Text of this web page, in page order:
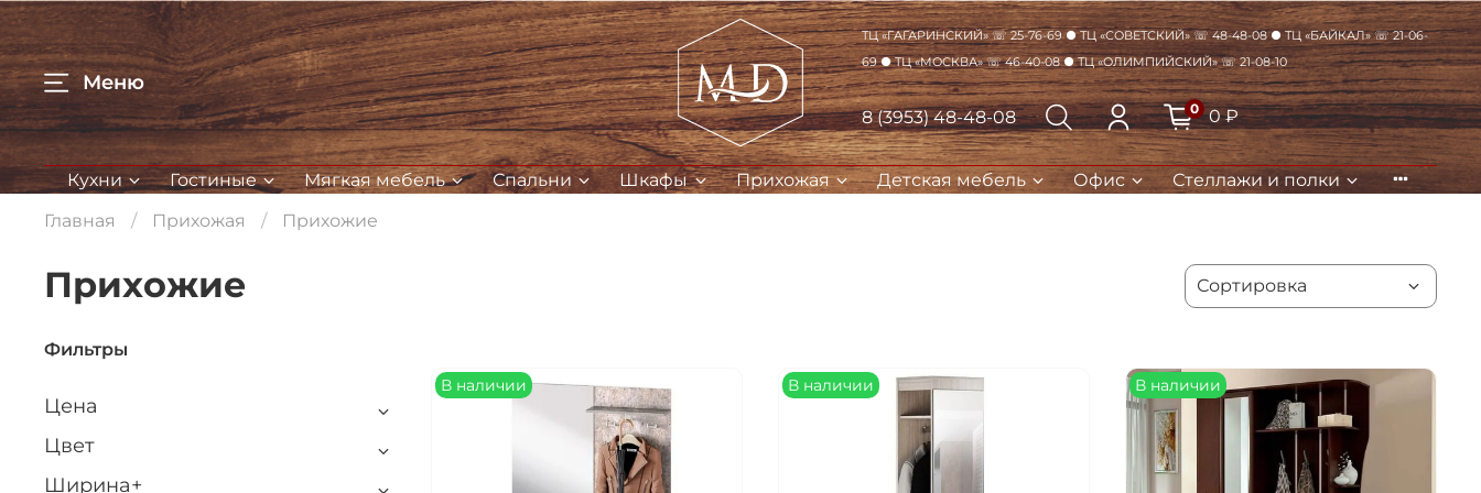
Меню
ТЦ «Гагаринский» ☏ 25-76-69 ● ТЦ «Советский» ☏ 48-48-08 ● ТЦ «Байкал» ☏ 21-06-
69 ● ТЦ «Москва» ☏ 46-40-08 ● ТЦ «Олимпийский» ☏ 21-08-10
8 (3953) 48-48-08 0 0 ₽
Кухни Гостиные Мягкая мебель Спальни Шкафы Прихожая Детская мебель Офис
Стеллажи и полки
Главная
Прихожая Прихожие
Прихожие
В наличии В наличии В наличии
Фильтры
Цена
Цвет
Ширина+
Для клиентов всех банков
Разбейтеоплату на части